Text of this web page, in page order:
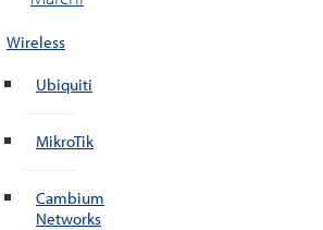
Wireless
Ubiquiti
MikroTik
Cambium
Networks